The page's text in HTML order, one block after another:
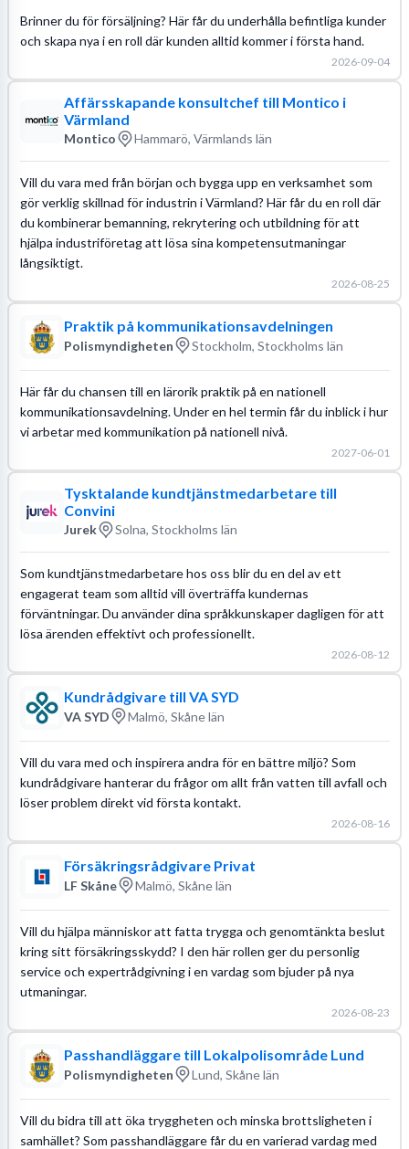
Brinner du för försäljning? Här får du underhålla befintliga kunder
och skapa nya i en roll där kunden alltid kommer i första hand.
2026-09-04
Affärsskapande konsultchef till Montico i
Värmland
Montico Hammarö, Värmlands län
Vill du vara med från början och bygga upp en verksamhet som
gör verklig skillnad för industrin i Värmland? Här får du en roll där
du kombinerar bemanning, rekrytering och utbildning för att
hjälpa industriföretag att lösa sina kompetensutmaningar
långsiktigt.
2026-08-25
Praktik på kommunikationsavdelningen
Polismyndigheten Stockholm, Stockholms län
Här får du chansen till en lärorik praktik på en nationell
kommunikationsavdelning. Under en hel termin får du inblick i hur
vi arbetar med kommunikation på nationell nivå.
2027-06-01
Tysktalande kundtjänstmedarbetare till
Convini
Jurek Solna, Stockholms län
Som kundtjänstmedarbetare hos oss blir du en del av ett
engagerat team som alltid vill överträffa kundernas
förväntningar. Du använder dina språkkunskaper dagligen för att
lösa ärenden effektivt och professionellt.
2026-08-12
Kundrådgivare till VA SYD
VA SYD Malmö, Skåne län
Vill du vara med och inspirera andra för en bättre miljö? Som
kundrådgivare hanterar du frågor om allt från vatten till avfall och
löser problem direkt vid första kontakt.
2026-08-16
Försäkringsrådgivare Privat
LF Skåne Malmö, Skåne län
Vill du hjälpa människor att fatta trygga och genomtänkta beslut
kring sitt försäkringsskydd? I den här rollen ger du personlig
service och expertrådgivning i en vardag som bjuder på nya
utmaningar.
2026-08-23
Passhandläggare till Lokalpolisområde Lund
Polismyndigheten Lund, Skåne län
Vill du bidra till att öka tryggheten och minska brottsligheten i
samhället? Som passhandläggare får du en varierad vardag med